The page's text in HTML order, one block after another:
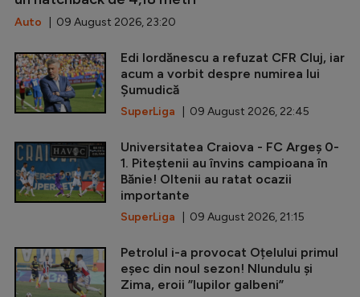
Auto | 09 August 2026, 23:20
Edi Iordănescu a refuzat CFR Cluj, iar
acum a vorbit despre numirea lui
Șumudică
SuperLiga | 09 August 2026, 22:45
Universitatea Craiova - FC Argeș 0-
1. Piteștenii au învins campioana în
Bănie! Oltenii au ratat ocazii
importante
SuperLiga | 09 August 2026, 21:15
Petrolul i-a provocat Oțelului primul
eșec din noul sezon! Nlundulu și
Zima, eroii ”lupilor galbeni”